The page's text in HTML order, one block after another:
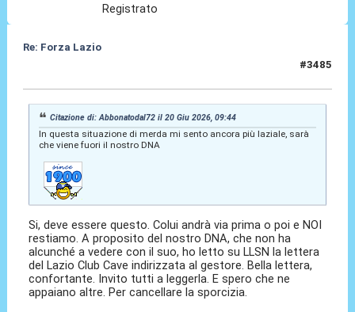
Registrato
Re: Forza Lazio
#3485
Citazione di: Abbonatodal72 il 20 Giu 2026, 09:44
In questa situazione di merda mi sento ancora più laziale, sarà
che viene fuori il nostro DNA
Si, deve essere questo. Colui andrà via prima o poi e NOI
restiamo. A proposito del nostro DNA, che non ha
alcunché a vedere con il suo, ho letto su LLSN la lettera
del Lazio Club Cave indirizzata al gestore. Bella lettera,
confortante. Invito tutti a leggerla. E spero che ne
appaiano altre. Per cancellare la sporcizia.